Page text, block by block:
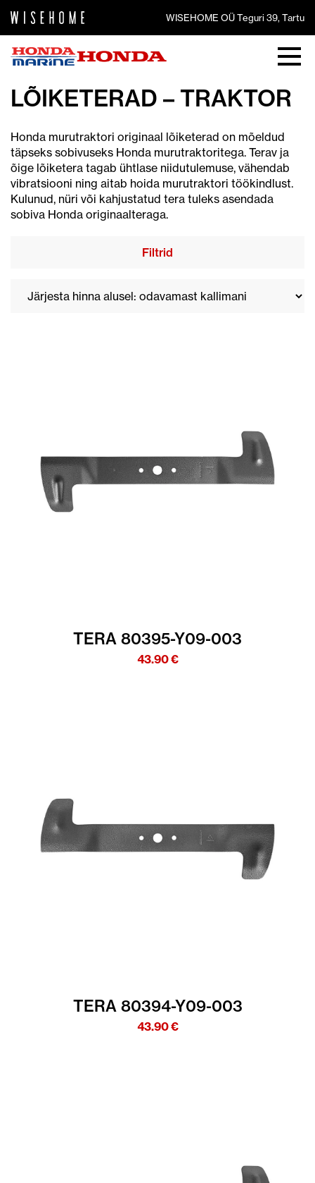
WISEHOME OÜ Teguri 39, Tartu
LÕIKETERAD – TRAKTOR
Honda murutraktori originaal lõiketerad on mõeldud
täpseks sobivuseks Honda murutraktoritega. Terav ja
õige lõiketera tagab ühtlase niidutulemuse, vähendab
vibratsiooni ning aitab hoida murutraktori töökindlust.
Kulunud, nüri või kahjustatud tera tuleks asendada
sobiva Honda originaalteraga.
Filtrid
TERA 80395-Y09-003
43.90€
TERA 80394-Y09-003
43.90€